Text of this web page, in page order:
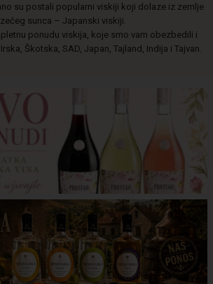
su postali popularni viskiji koji dolaze iz zemlje
sunca – Japanski viskiji.
ponudu viskija, koje smo vam obezbedili i
Škotska, SAD, Japan, Tajland, Indija i Tajvan.